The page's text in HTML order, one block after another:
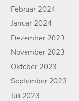
Februar 2024
Januar 2024
Dezember 2023
November 2023
Oktober 2023
September 2023
Juli 2023